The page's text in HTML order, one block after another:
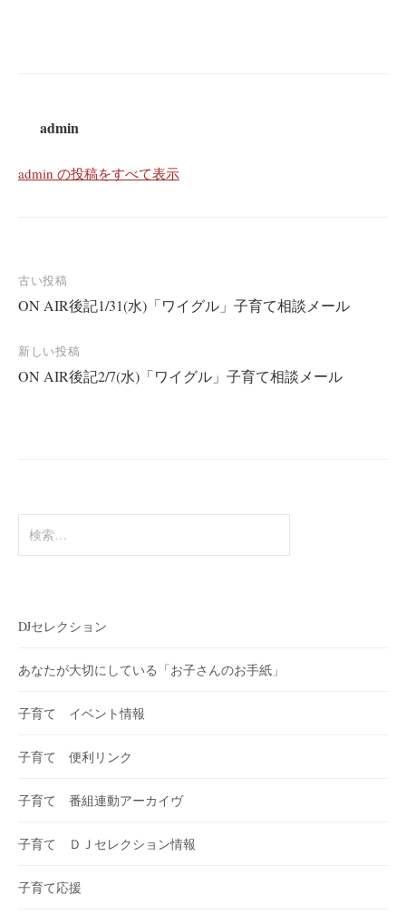
admin
admin の投稿をすべて表示
投
稿
ナ
ビ
古い投稿
ON AIR後記1/31(水)「ワイグル」子育て相談メール
新しい投稿
ON AIR後記2/7(水)「ワイグル」子育て相談メール
索:
DJセレクション
あなたが大切にしている「お子さんのお手紙」
子育て イベント情報
子育て 便利リンク
子育て 番組連動アーカイヴ
子育て ＤＪセレクション情報
子育て応援